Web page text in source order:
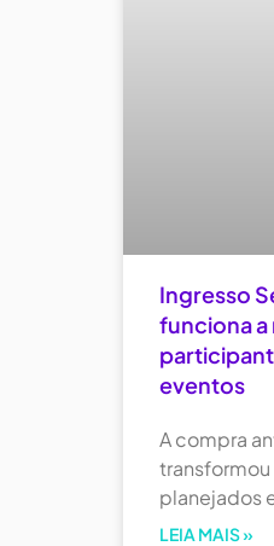
Ingresso
funciona
eventos
A compra
planejados
LEIA MAIS »